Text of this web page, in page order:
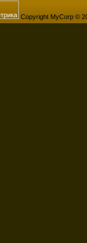
Copyright MyCorp ©